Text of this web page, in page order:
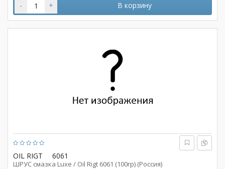
- + В корзину
OIL RIGT 6061
ШРУС смазка Luxe / Oil Rigt 6061 (100гр) (Россия)